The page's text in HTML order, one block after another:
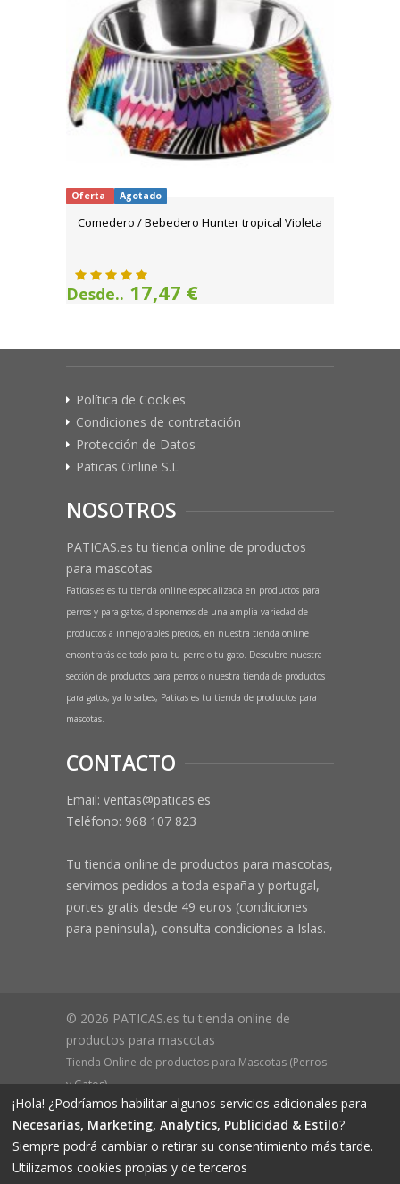
Oferta Agotado
Comedero / Bebedero Hunter tropical Violeta
Desde.. 17,47 €
Política de Cookies
Condiciones de contratación
Protección de Datos
Paticas Online S.L
NOSOTROS
PATICAS.es tu tienda online de productos
para mascotas
Paticas.es es tu tienda online especializada en productos para
perros y para gatos, disponemos de una amplia variedad de
productos a inmejorables precios, en nuestra tienda online
encontrarás de todo para tu perro o tu gato. Descubre nuestra
sección de productos para perros o nuestra tienda de productos
para gatos, ya lo sabes, Paticas es tu tienda de productos para
mascotas.
CONTACTO
Email: ventas@paticas.es
Teléfono: 968 107 823
Tu tienda online de productos para mascotas,
servimos pedidos a toda españa y portugal,
portes gratis desde 49 euros (condiciones
para peninsula), consulta condiciones a Islas.
© 2026 PATICAS.es tu tienda online de
productos para mascotas
Tienda Online de productos para Mascotas (Perros
y Gatos)
CIF B73648305 Domicilio: Av Monteazahar, 4 1º Izq,
30570, Beniaján (MURCIA) - ESPAÑA Inscrita en el
Registro Mercantil de Murcia Hoja MU-72366, Tomo
2719, Folio 76.
¡Hola! ¿Podríamos habilitar algunos servicios adicionales para
Necesarias, Marketing, Analytics, Publicidad & Estilo?
Siempre podrá cambiar o retirar su consentimiento más tarde.
Utilizamos cookies propias y de terceros